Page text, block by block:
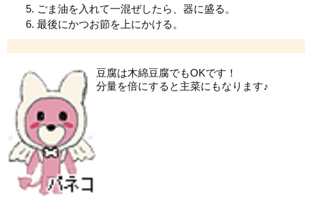
ごま油を入れて一混ぜしたら、器に盛る。
最後にかつお節を上にかける。
豆腐は木綿豆腐でもOKです！
分量を倍にすると主菜にもなります♪